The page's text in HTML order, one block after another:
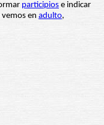
participios e indicar
en adulto,